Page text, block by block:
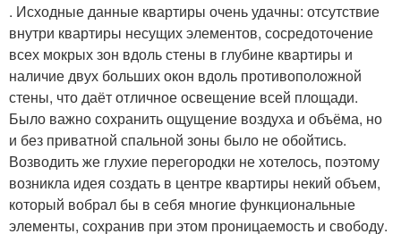
. Исходные данные квартиры очень удачны: отсутствие
внутри квартиры несущих элементов, сосредоточение
всех мокрых зон вдоль стены в глубине квартиры и
наличие двух больших окон вдоль противоположной
стены, что даёт отличное освещение всей площади.
Было важно сохранить ощущение воздуха и объёма, но
и без приватной спальной зоны было не обойтись.
Возводить же глухие перегородки не хотелось, поэтому
возникла идея создать в центре квартиры некий объем,
который вобрал бы в себя многие функциональные
элементы, сохранив при этом проницаемость и свободу.